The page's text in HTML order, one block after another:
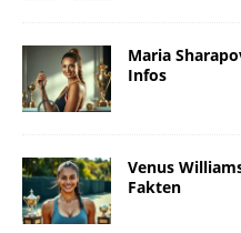
Maria
Infos
Venus
Fakten